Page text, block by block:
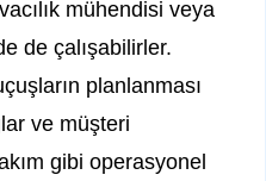
mühendisi veya
de çalışabilirler.
planlanması
ve müşteri
gibi operasyonel